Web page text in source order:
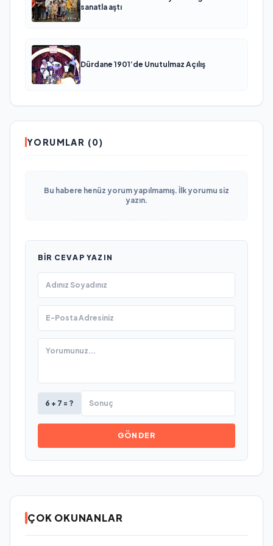
sanatla aştı
Dürdane 1901’de Unutulmaz Açılış
YORUMLAR (0)
Bu habere henüz yorum yapılmamış. İlk yorumu siz
yazın.
BIR CEVAP YAZIN
6 + 7 = ?
GÖNDER
ÇOK OKUNANLAR